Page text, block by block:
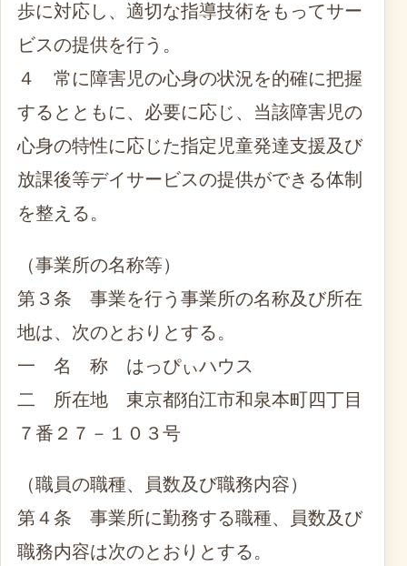
歩に対応し、適切な指導技術をもってサー
ビスの提供を行う。
４ 常に障害児の心身の状況を的確に把握
するとともに、必要に応じ、当該障害児の
心身の特性に応じた指定児童発達支援及び
放課後等デイサービスの提供ができる体制
を整える。
（事業所の名称等）
第３条 事業を行う事業所の名称及び所在
地は、次のとおりとする。
一 名 称 はっぴぃハウス
二 所在地 東京都狛江市和泉本町四丁目
７番２７－１０３号
（職員の職種、員数及び職務内容）
第４条 事業所に勤務する職種、員数及び
職務内容は次のとおりとする。